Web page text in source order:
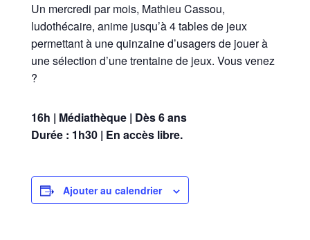
Un mercredi par mois, Mathieu Cassou,
ludothécaire, anime jusqu’à 4 tables de jeux
permettant à une quinzaine d’usagers de jouer à
une sélection d’une trentaine de jeux. Vous venez
?
16h | Médiathèque | Dès 6 ans
Durée : 1h30 | En accès libre.
Ajouter au calendrier